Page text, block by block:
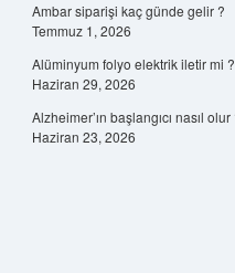
Ambar siparişi kaç günde gelir ?
Temmuz 1, 2026
Alüminyum folyo elektrik iletir mi ?
Haziran 29, 2026
Alzheimer’ın başlangıcı nasıl olur
Haziran 23, 2026